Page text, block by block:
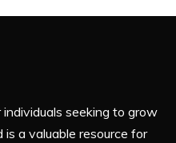
seeking to grow
a valuable resource for